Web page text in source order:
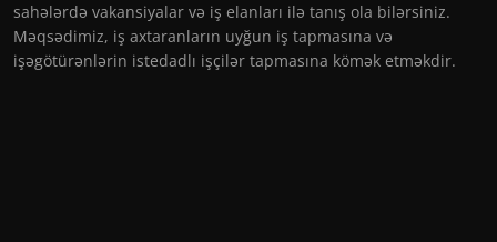
sahələrdə vakansiyalar və iş elanları ilə tanış ola bilərsiniz.
Məqsədimiz, iş axtaranların uyğun iş tapmasına və
işəgötürənlərin istedadlı işçilər tapmasına kömək etməkdir.